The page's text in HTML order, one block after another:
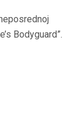
Bodyguard”.